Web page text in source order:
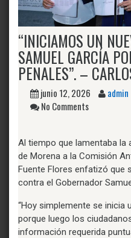
“INICIAMOS UN
SAMUEL GARCÍA
PENALES”. –
junio 12, 2026 admin
No Comments
Al tiempo que lamentaba la
de Morena a la Comisión
Fuente Flores enfatizó que
contra el Gobernador
“Hoy simplemente se inicia
porque luego los
información requerida